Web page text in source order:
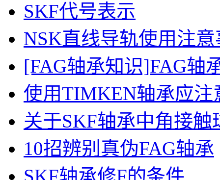
SKF代号表示
NSK直线导轨使用注
[FAG轴承知识]FAG轴
使用TIMKEN轴承应注
关于SKF轴承中角接
10招辨别真伪FAG轴承